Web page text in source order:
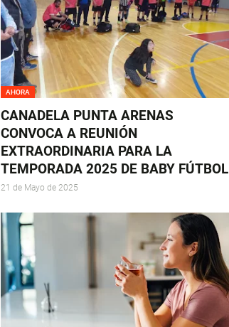
AHORA
CANADELA PUNTA ARENAS
CONVOCA A REUNIÓN
EXTRAORDINARIA PARA LA
TEMPORADA 2025 DE BABY FÚTBOL
21 de Mayo de 2025